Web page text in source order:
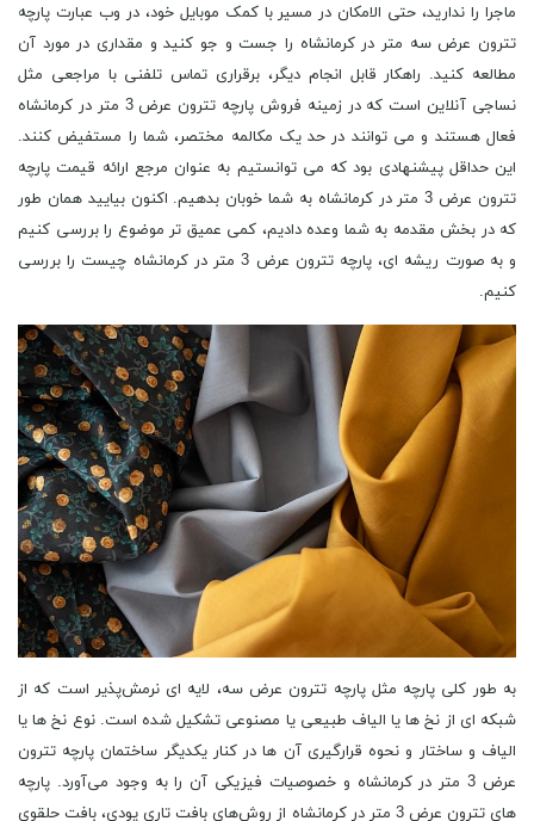
ماجرا را ندارید، حتی الامکان در مسیر با کمک موبایل خود، در وب عبارت پارچه
تترون عرض سه متر در کرمانشاه را جست و جو کنید و مقداری در مورد آن
مطالعه کنید. راهکار قابل انجام دیگر، برقراری تماس تلفنی با مراجعی مثل
نساجی آنلاین است که در زمینه فروش پارچه تترون عرض 3 متر در کرمانشاه
فعال هستند و می توانند در حد یک مکالمه مختصر، شما را مستفیض کنند.
این حداقل پیشنهادی بود که می توانستیم به عنوان مرجع ارائه قیمت پارچه
تترون عرض 3 متر در کرمانشاه به شما خوبان بدهیم. اکنون بیایید همان طور
که در بخش مقدمه به شما وعده دادیم، کمی عمیق تر موضوع را بررسی کنیم
و به صورت ریشه ای، پارچه تترون عرض 3 متر در کرمانشاه چیست را بررسی
کنیم.
به طور کلی پارچه مثل پارچه تترون عرض سه، لایه ‌ای نرمش‌پذیر است که از
شبکه ‌ای از نخ‌ ها یا الیاف طبیعی یا مصنوعی تشکیل شده ‌است. نوع نخ ‌ها یا
الیاف و ساختار و نحوه قرارگیری آن‌ ها در کنار یکدیگر ساختمان پارچه تترون
عرض 3 متر در کرمانشاه و خصوصیات فیزیکی آن را به‌ وجود می‌آورد. پارچه
های تترون عرض 3 متر در کرمانشاه از روش‌های بافت تاری پودی، بافت حلقوی